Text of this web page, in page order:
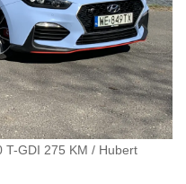
T-GDI 275 KM / Hubert